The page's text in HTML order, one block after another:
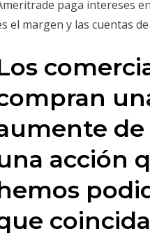
paga intereses
el margen y las cuentas
acción